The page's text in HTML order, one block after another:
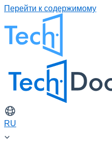
Перейти к содержимому
RU